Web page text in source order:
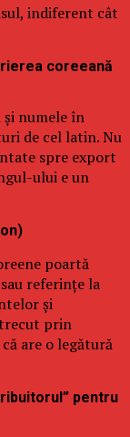
indiferent cât
coreeană
numele în
de cel latin. Nu
spre export
ului e un
poartă
sau referințe la
și
trecut prin
are o legătură
pentru